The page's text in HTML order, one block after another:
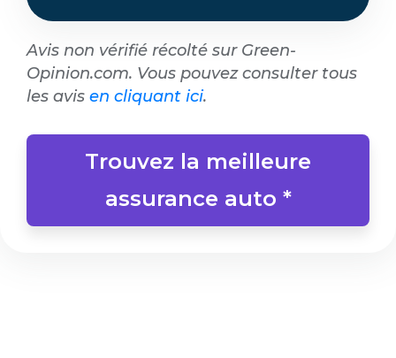
Avis non vérifié récolté sur Green-
Opinion.com. Vous pouvez consulter tous
les avis en cliquant ici.
Trouvez la meilleure
assurance auto *